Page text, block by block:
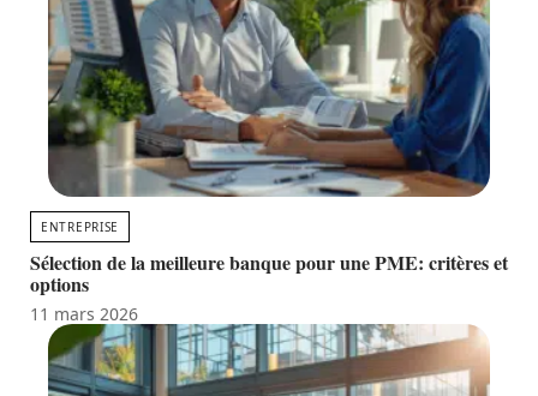
ENTREPRISE
Sélection de la meilleure banque pour une PME: critères et
options
11 mars 2026